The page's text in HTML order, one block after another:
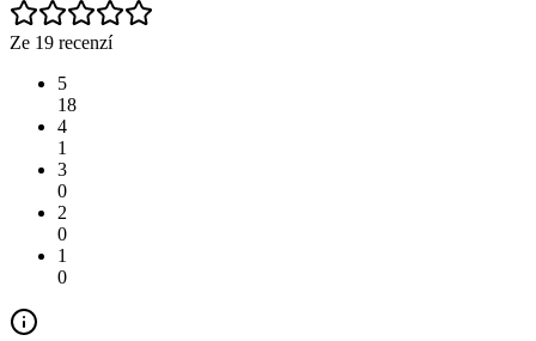
Ze 19 recenzí
5
18
4
1
3
0
2
0
1
0